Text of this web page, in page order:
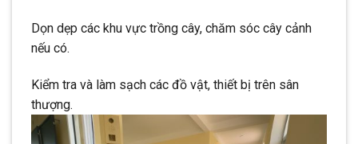
Dọn dẹp các khu vực trồng cây, chăm sóc cây cảnh
nếu có.
Kiểm tra và làm sạch các đồ vật, thiết bị trên sân
thượng.